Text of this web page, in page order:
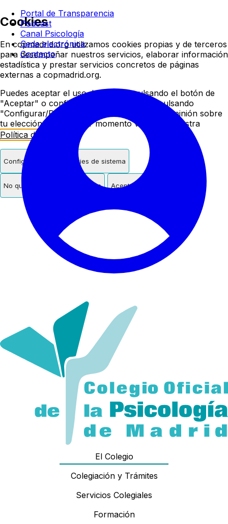
Cookies
En copmadrid.org utilizamos cookies propias y de terceros
para desempeñar nuestros servicios, elaborar información
estadística y prestar servicios concretos de páginas
externas a copmadrid.org.
Puedes aceptar el uso de cookies pulsando el botón de
"Aceptar" o configurar/rechazar su uso pulsando
"Configurar/Rechazar". Podrás cambiar de opinión sobre
tu elección en cualquier momento visitando nuestra
Política de Cookies
Configurar Solo cookies de sistema
No quiero cookies de terceros Aceptar cookies
Colegio oficial de
Portal de Transparencia
Podcast
Canal Psicología
Sede electrónica
Contacto
El Colegio
Colegiación y Trámites
Servicios Colegiales
Formación